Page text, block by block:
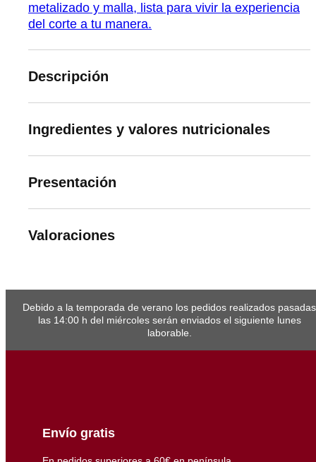
metalizado y malla, lista para vivir la experiencia
del corte a tu manera.
Descripción
Ingredientes y valores nutricionales
Presentación
Valoraciones
Debido a la temporada de verano los pedidos realizados pasadas
las 14:00 h del miércoles serán enviados el siguiente lunes
laborable.
Envío gratis